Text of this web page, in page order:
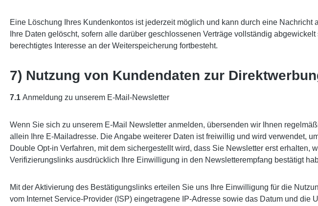
Eine Löschung Ihres Kundenkontos ist jederzeit möglich und kann durch eine
Ihre Daten gelöscht, sofern alle darüber geschlossenen Verträge vollständig
berechtigtes Interesse an der Weiterspeicherung fortbesteht.
7) Nutzung von Kundendaten zur
7.1 Anmeldung zu unserem E-Mail-Newsletter
Wenn Sie sich zu unserem E-Mail Newsletter anmelden, übersenden wir Ihnen
allein Ihre E-Mailadresse. Die Angabe weiterer Daten ist freiwillig und wird verwendet,
Double Opt-in Verfahren, mit dem sichergestellt wird, dass Sie Newsletter erst
Verifizierungslinks ausdrücklich Ihre Einwilligung in den Newsletterempfang bestätigt
Mit der Aktivierung des Bestätigungslinks erteilen Sie uns Ihre Einwilligung für die
vom Internet Service-Provider (ISP) eingetragene IP-Adresse sowie das Datum und